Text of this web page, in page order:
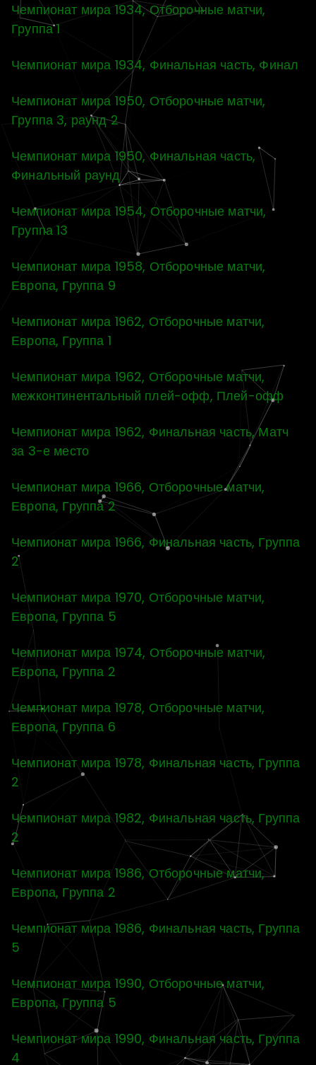
Чемпионат мира 1934, Отборочные матчи,
Группа 1
Чемпионат мира 1934, Финальная часть, Финал
Чемпионат мира 1950, Отборочные матчи,
Группа 3, раунд 2
Чемпионат мира 1950, Финальная часть,
Финальный раунд
Чемпионат мира 1954, Отборочные матчи,
Группа 13
Чемпионат мира 1958, Отборочные матчи,
Европа, Группа 9
Чемпионат мира 1962, Отборочные матчи,
Европа, Группа 1
Чемпионат мира 1962, Отборочные матчи,
межконтинентальный плей-офф, Плей-офф
Чемпионат мира 1962, Финальная часть, Матч
за 3-е место
Чемпионат мира 1966, Отборочные матчи,
Европа, Группа 2
Чемпионат мира 1966, Финальная часть, Группа
2
Чемпионат мира 1970, Отборочные матчи,
Европа, Группа 5
Чемпионат мира 1974, Отборочные матчи,
Европа, Группа 2
Чемпионат мира 1978, Отборочные матчи,
Европа, Группа 6
Чемпионат мира 1978, Финальная часть, Группа
2
Чемпионат мира 1982, Финальная часть, Группа
2
Чемпионат мира 1986, Отборочные матчи,
Европа, Группа 2
Чемпионат мира 1986, Финальная часть, Группа
5
Чемпионат мира 1990, Отборочные матчи,
Европа, Группа 5
Чемпионат мира 1990, Финальная часть, Группа
4